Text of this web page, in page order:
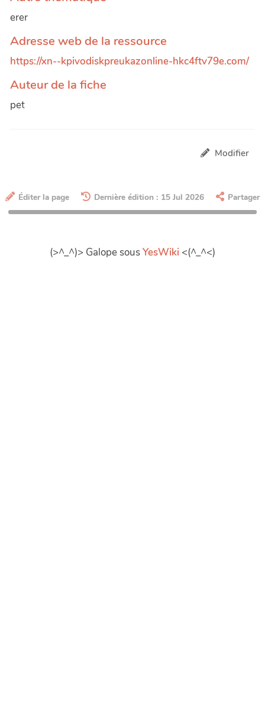
erer
Adresse web de la ressource
https://xn--kpivodiskpreukazonline-hkc4ftv79e.com/
Auteur de la fiche
pet
Modifier
Éditer la page Dernière édition : 15 Jul 2026 Partager
(>^_^)> Galope sousYesWiki <(^_^<)